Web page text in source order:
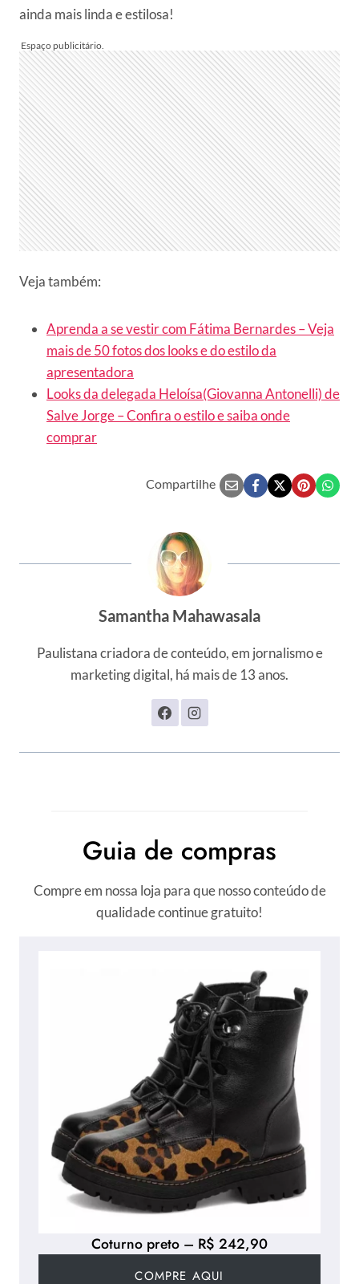
ainda mais linda e estilosa!
Veja também:
Aprenda a se vestir com Fátima Bernardes – Veja
mais de 50 fotos dos looks e do estilo da
apresentadora
Looks da delegada Heloísa(Giovanna Antonelli) de
Salve Jorge – Confira o estilo e saiba onde
comprar
Compartilhe
Samantha Mahawasala
Paulistana criadora de conteúdo, em jornalismo e
marketing digital, há mais de 13 anos.
Guia de compras
Compre em nossa loja para que nosso conteúdo de
qualidade continue gratuito!
Coturno preto – R$ 242,90
COMPRE AQUI